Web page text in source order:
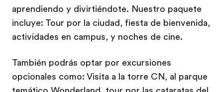
aprendiendo y divirtiéndote. Nuestro paquete
incluye: Tour por la ciudad, fiesta de bienvenida,
actividades en campus, y noches de cine.
También podrás optar por excursiones
opcionales como: Visita a la torre CN, al parque